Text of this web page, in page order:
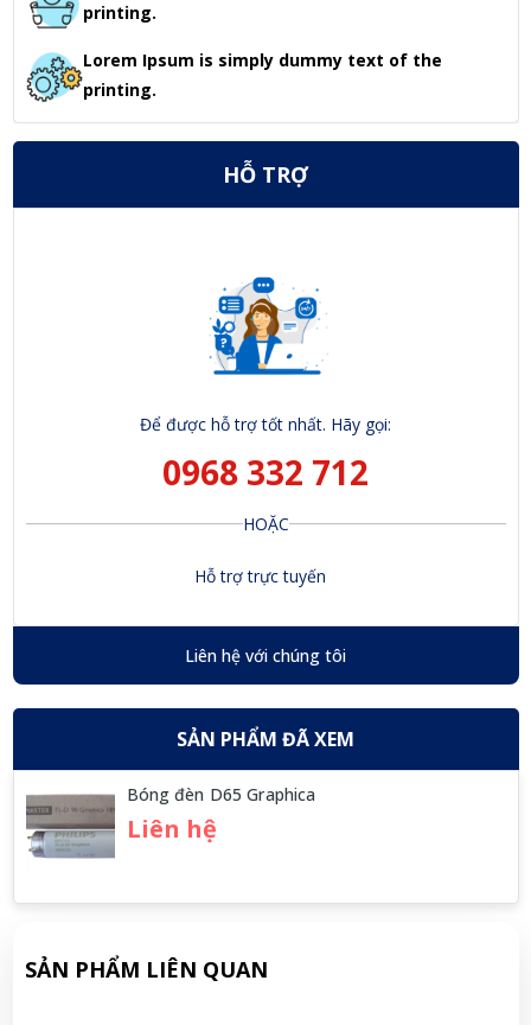
printing.
Lorem Ipsum is simply dummy text of the
printing.
HỖ TRỢ
Để được hỗ trợ tốt nhất. Hãy gọi:
0968 332 712
HOẶC
Hỗ trợ trực tuyến
Liên hệ với chúng tôi
SẢN PHẨM ĐÃ XEM
Bóng đèn D65 Graphica
Liên hệ
SẢN PHẨM LIÊN QUAN